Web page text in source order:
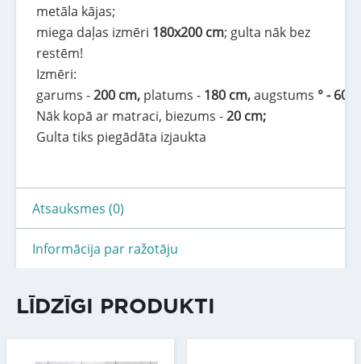
metāla kājas;
miega daļas izmēri 180x200 cm; gulta nāk bez
restēm!
Izmēri:
garums -200 cm, platums - 180 cm,augstums ° - 60
Nāk kopā ar matraci, biezums -20 cm;
Gulta tiks piegādāta izjaukta
Atsauksmes (0)
Informācija par ražotāju
LĪDZĪGI PRODUKTI